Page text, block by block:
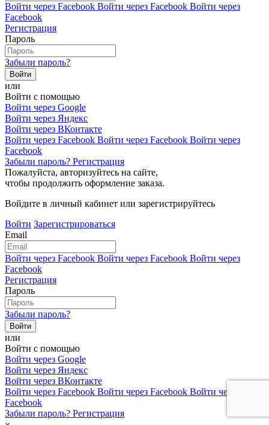
Войти через Facebook Войти через Facebook Войти через
Facebook
Регистрация
Пароль
Забыли пароль?
или
Войти с помощью
Войти через Google
Войти через Яндекс
Войти через ВКонтакте
Войти через Facebook Войти через Facebook Войти через
Facebook
Забыли пароль? Регистрация
Пожалуйста, авторизуйтесь на сайте,
чтобы продолжить оформление заказа.
Войдите в личный кабинет или зарегистрируйтесь
Войти Зарегистрироваться
Email
Войти через Facebook Войти через Facebook Войти через
Facebook
Регистрация
Пароль
Забыли пароль?
или
Войти с помощью
Войти через Google
Войти через Яндекс
Войти через ВКонтакте
Войти через Facebook Войти через Facebook Войти через
Facebook
Забыли пароль? Регистрация